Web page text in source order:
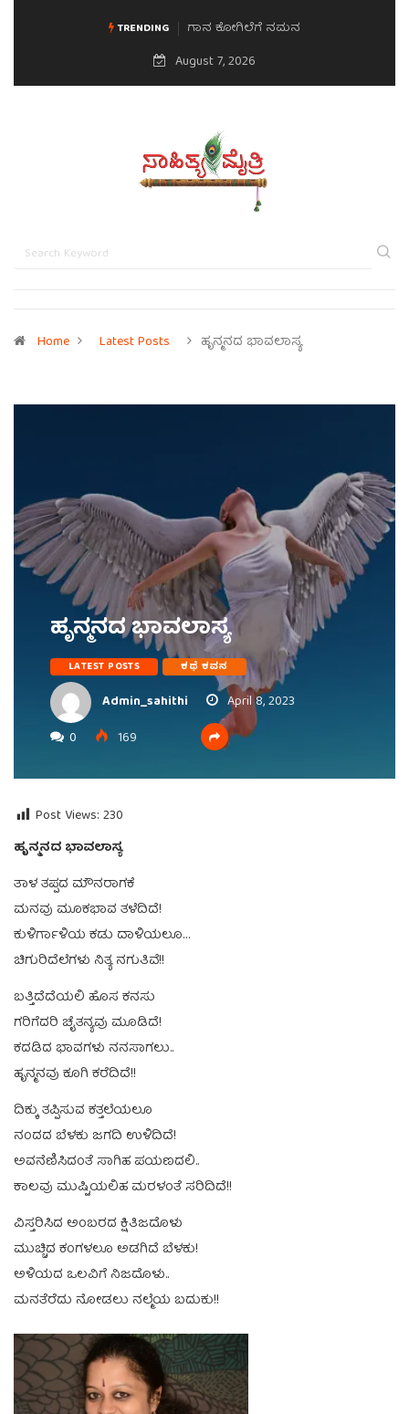
TRENDING ಗಾನ ಕೋಗಿಲೆಗೆ ನಮನ ಮನಸಿನ ಸವಿಭಾವ
August 7, 2026
Home Latest Posts ಹೃನ್ಮನದ ಭಾವಲಾಸ್ಯ
ಹೃನ್ಮನದ ಭಾವಲಾಸ್ಯ
LATEST POSTS ಕಥೆ ಕವನ
Admin_sahithi
April 8, 2023
0
169
Post Views: 230
ಹೃನ್ಮನದ ಭಾವಲಾಸ್ಯ
ತಾಳ ತಪ್ಪದ ಮೌನರಾಗಕೆ
ಮನವು ಮೂಕಭಾವ ತಳೆದಿದೆ!
ಕುಳಿರ್ಗಾಳಿಯ ಕಡು ದಾಳಿಯಲೂ…
ಚಿಗುರಿದೆಲೆಗಳು ನಿತ್ಯ ನಗುತಿವೆ!!
ಬತ್ತಿದೆದೆಯಲಿ ಹೊಸ ಕನಸು
ಗರಿಗೆದರಿ ಚೈತನ್ಯವು ಮೂಡಿದೆ!
ಕದಡಿದ ಭಾವಗಳು ನನಸಾಗಲು..
ಹೃನ್ಮನವು ಕೂಗಿ ಕರೆದಿದೆ!!
ದಿಕ್ಕು ತಪ್ಪಿಸುವ ಕತ್ತಲೆಯಲೂ
ನಂದದ ಬೆಳಕು ಜಗದಿ ಉಳಿದಿದೆ!
ಅವನೆಣಿಸಿದಂತೆ ಸಾಗಿಹ ಪಯಣದಲಿ..
ಕಾಲವು ಮುಷ್ಟಿಯಲಿಹ ಮರಳಂತೆ ಸರಿದಿದೆ!!
ವಿಸ್ತರಿಸಿದ ಅಂಬರದ ಕ್ಷಿತಿಜದೊಳು
ಮುಚ್ಚಿದ ಕಂಗಳಲೂ ಅಡಗಿದೆ ಬೆಳಕು!
ಅಳಿಯದ ಒಲವಿಗೆ ನಿಜದೊಳು..
ಮನತೆರೆದು ನೋಡಲು ನಲ್ಮೆಯ ಬದುಕು!!